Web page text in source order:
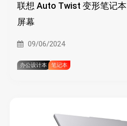
联想 Auto Twist 变形笔记
屏幕
09/06/2024
办公设计本 笔记本